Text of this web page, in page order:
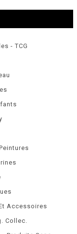
- TCG
Accessoires
Collec.